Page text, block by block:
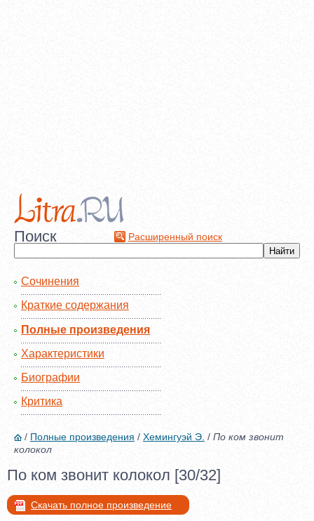
Поиск Расширенный поиск
Сочинения
Краткие содержания
Полные произведения
Характеристики
Биографии
Критика
/ Полные произведения / Хемингуэй Э. / По ком звонит
колокол
По ком звонит колокол [30/32]
Скачать полное произведение